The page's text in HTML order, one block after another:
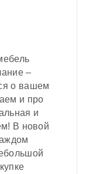
–
о вашем
и про
и
В новой